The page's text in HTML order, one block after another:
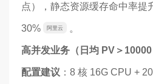
点），静态资源缓存命中率提
30% 阿里云 。
高并发业务（日均 PV＞10000
配置建议 ：8 核 16G CPU +